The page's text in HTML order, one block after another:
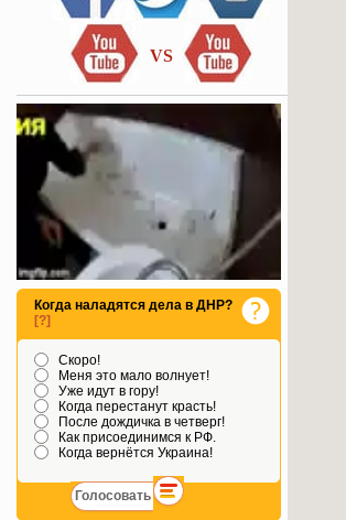
VS
Когда наладятся дела в ДНР?
[?]
Скоро!
Меня это мало волнует!
Уже идут в гору!
Когда перестанут красть!
После дождичка в четверг!
Как присоединимся к РФ.
Когда вернётся Украина!